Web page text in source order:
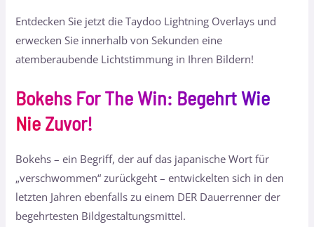
Entdecken Sie jetzt die Taydoo Lightning Overlays und
erwecken Sie innerhalb von Sekunden eine
atemberaubende Lichtstimmung in Ihren Bildern!
Bokehs For The Win: Begehrt Wie
Nie Zuvor!
Bokehs – ein Begriff, der auf das japanische Wort für
„verschwommen“ zurückgeht – entwickelten sich in den
letzten Jahren ebenfalls zu einem DER Dauerrenner der
begehrtesten Bildgestaltungsmittel.